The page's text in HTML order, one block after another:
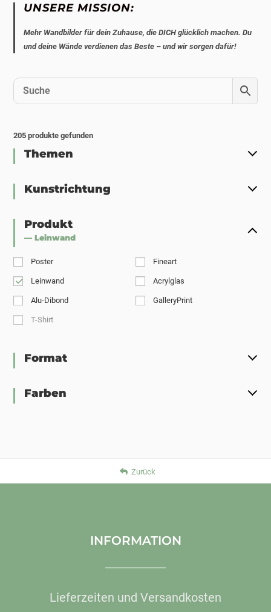
UNSERE MISSION:
Mehr Wandbilder für dein Zuhause, die DICH glücklich machen. Du
und deine Wände verdienen das Beste – und wir sorgen dafür!
205 produkte gefunden
Themen
Kunstrichtung
Produkt
— Leinwand
Poster Fineart
Leinwand Acrylglas
Alu-Dibond GalleryPrint
T-Shirt
Format
Farben
Zurück
INFORMATION
Lieferzeiten und Versandkosten